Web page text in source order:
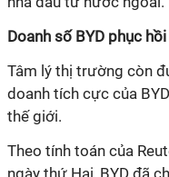
Doanh số BYD phục
Tâm lý thị trường còn
doanh tích cực của
thế giới.
Theo tính toán của
ngày thứ Hai, BYD đã